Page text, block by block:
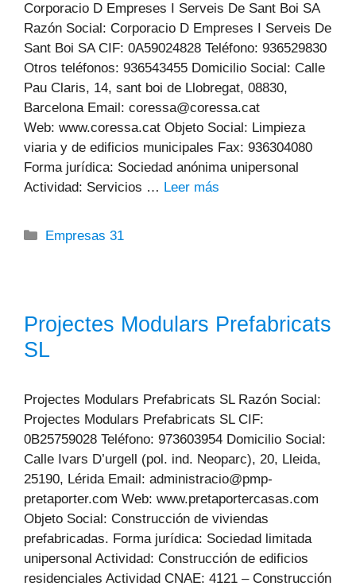
Corporacio D Empreses I Serveis De Sant Boi SA
Razón Social: Corporacio D Empreses I Serveis De
Sant Boi SA CIF: 0A59024828 Teléfono: 936529830
Otros teléfonos: 936543455 Domicilio Social: Calle
Pau Claris, 14, sant boi de Llobregat, 08830,
Barcelona Email: coressa@coressa.cat
Web: www.coressa.cat Objeto Social: Limpieza
viaria y de edificios municipales Fax: 936304080
Forma jurídica: Sociedad anónima unipersonal
Actividad: Servicios … Leer más
Categorías
Empresas 31
Projectes Modulars Prefabricats
SL
Projectes Modulars Prefabricats SL Razón Social:
Projectes Modulars Prefabricats SL CIF:
0B25759028 Teléfono: 973603954 Domicilio Social:
Calle Ivars D’urgell (pol. ind. Neoparc), 20, Lleida,
25190, Lérida Email: administracio@pmp-
pretaporter.com Web: www.pretaportercasas.com
Objeto Social: Construcción de viviendas
prefabricadas. Forma jurídica: Sociedad limitada
unipersonal Actividad: Construcción de edificios
residenciales Actividad CNAE: 4121 – Construcción